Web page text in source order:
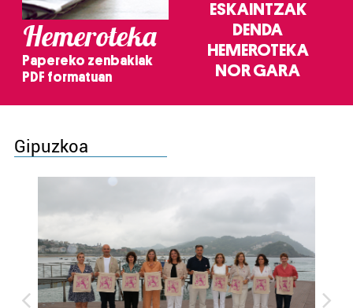
Hemeroteka
Papereko zenbakiak
PDF formatuan
ESKAINTZAK
DENDA
HEMEROTEKA
NOR GARA
Gipuzkoa